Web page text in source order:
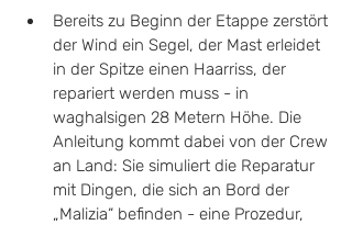
Bereits zu Beginn der Etappe zerstört
der Wind ein Segel, der Mast erleidet
in der Spitze einen Haarriss, der
repariert werden muss - in
waghalsigen 28 Metern Höhe. Die
Anleitung kommt dabei von der Crew
an Land: Sie simuliert die Reparatur
mit Dingen, die sich an Bord der
„Malizia“ befinden - eine Prozedur,